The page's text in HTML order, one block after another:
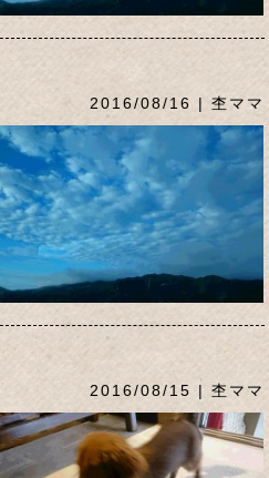
2016/08/16 | 杢ママ
2016/08/15 | 杢ママ